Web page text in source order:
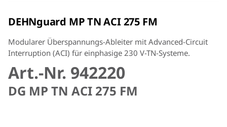
DEHNguard MP TN ACI 275 FM
Modularer Überspannungs-Ableiter mit Advanced-Circuit
Interruption (ACI) für einphasige 230 V-TN-Systeme.
Art.-Nr. 942220
DG MP TN ACI 275 FM